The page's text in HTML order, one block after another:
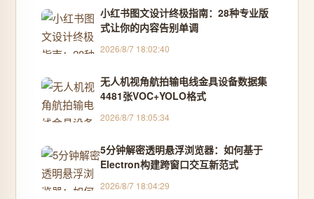
小红书图文设计终极指南：28种专业版
式让你的内容告别单调
2026/8/7 18:02:40
无人机视角航拍输电线金具设备数据集
4481张VOC+YOLO格式
2026/8/7 18:05:34
5分钟解密透明悬浮浏览器：如何基于
Electron构建跨窗口交互新范式
2026/8/7 18:04:29